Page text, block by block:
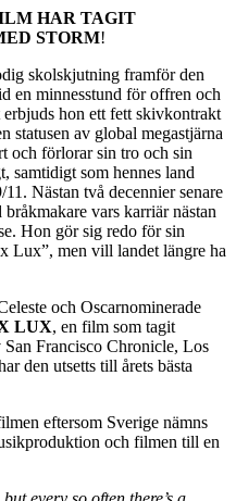
HAR TAGIT
STORM!
skolskjutning framför den
en minnesstund för offren och
hon ett fett skivkontrakt
statusen av global megastjärna
och förlorar sin tro och sin
samtidigt som hennes land
Nästan två decennier senare
vars karriär nästan
Hon gör sig redo för sin
Lux”, men vill landet längre ha
och Oscarnominerade
LUX, en film som tagit
Francisco Chronicle, Los
den utsetts till årets bästa
eftersom Sverige nämns
och filmen till en